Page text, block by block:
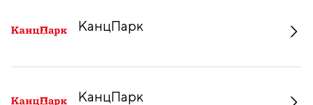
КанцПарк
КанцПарк